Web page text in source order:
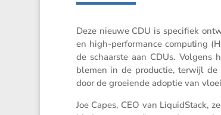
Deze nieuwe CDU is speci­fiek
en high-perfor­mance compu­ting
de schaarste aan CDUs. Volgens
blemen in de productie, terwijl de
door de groei­ende adoptie van
Joe Capes, CEO van LiquidStack,